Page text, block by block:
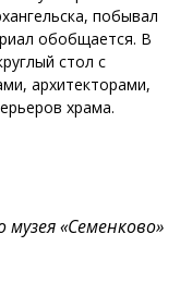
побывал
обобщается. В
стол с
архитекторами,
храма.
«Семенково»